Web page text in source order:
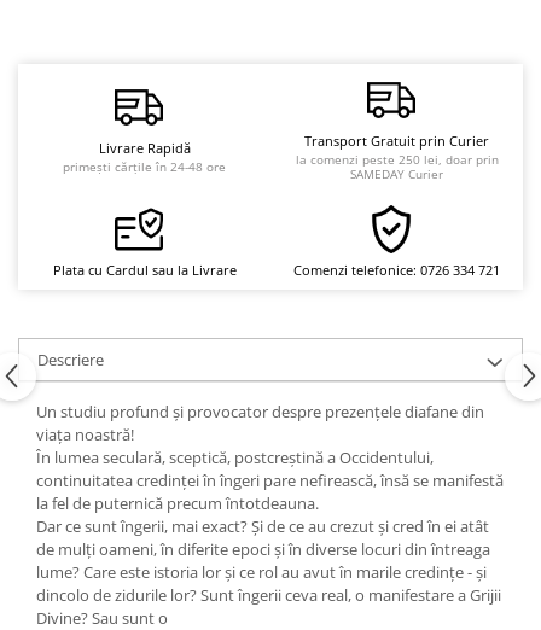
Lumea îngerilor
Seria Masaru Emoto
Vindecare spirituală
Cristale
Supă de pui pentru suflet
Yoga
Oracol
Spiritualitate şi ştiinţă
Fără categorie
Cunoaștere
Livrare Rapidă
primești cărțile în 24-48 ore
Transport Gratuit prin Curier
la comenzi peste 250 lei, doar prin
SAMEDAY Curier
Plata cu Cardul sau la Livrare Comenzi telefonice: 0726 334 721
Descriere
Un studiu profund şi provocator despre prezenţele diafane din
viaţa noastră!
În lumea seculară, sceptică, postcreştină a Occidentului,
continuitatea credinţei în îngeri pare nefirească, însă se manifestă
la fel de puternică precum întotdeauna.
Dar ce sunt îngerii, mai exact? Şi de ce au crezut şi cred în ei atât
de mulţi oameni, în diferite epoci şi în diverse locuri din întreaga
lume? Care este istoria lor şi ce rol au avut în marile credinţe - şi
dincolo de zidurile lor? Sunt îngerii ceva real, o manifestare a Grijii
Divine? Sau sunt o